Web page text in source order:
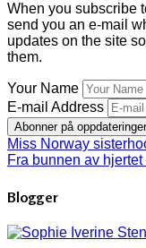
When you subscribe
send you an e-mail
updates on the site
them.
Your Name
E-mail Address
Abonner på oppdateringer
Miss Norway
Fra bunnen av
Blogger